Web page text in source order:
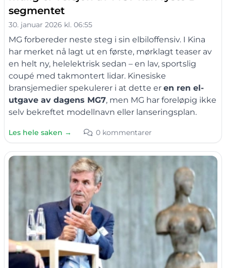
segmentet
30. januar 2026 kl. 06:55
MG forbereder neste steg i sin elbiloffensiv. I Kina
har merket nå lagt ut en første, mørklagt teaser av
en helt ny, helelektrisk sedan – en lav, sportslig
coupé med takmontert lidar. Kinesiske
bransjemedier spekulerer i at dette er en ren el-
utgave av dagens MG7, men MG har foreløpig ikke
selv bekreftet modellnavn eller lanseringsplan.
Les hele saken → 0 kommentarer